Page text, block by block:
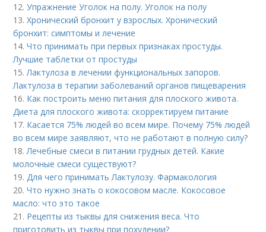
12.Упражнение Уголок на полу. Уголок на полу
13.Хронический бронхит у взрослых. Хронический
бронхит: симптомы и лечение
14.Что принимать при первых признаках простуды.
Лучшие таблетки от простуды
15.Лактулоза в лечении функциональных запоров.
Лактулоза в терапии заболеваний органов пищеварения
16. Как построить меню питания для плоского живота.
Диета для плоского живота: скорректируем питание
17. Касается 75% людей во всем мире. Почему 75% людей
во всем мире заявляют, что не работают в полную силу?
18.Лечебные смеси в питании грудных детей. Какие
молочные смеси существуют?
19.Для чего принимать Лактулозу. Фармакология
20.Что нужно знать о кокосовом масле. Кокосовое
масло: что это такое
21. Рецепты из тыквы для снижения веса. Что
приготовить из тыквы при похудении?